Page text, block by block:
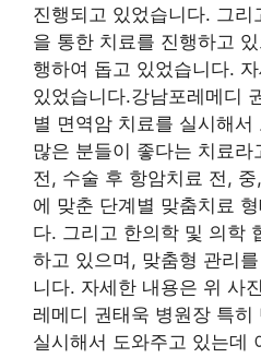
진행되고 있었습니다. 그리
을 통한 치료를 진행하고
행하여 돕고 있었습니다.
있었습니다.강남포레메디
별 면역암 치료를 실시해
많은 분들이 좋다는 치료
전, 수술 후 항암치료 전,
에 맞춘 단계별 맞춤치료
다. 그리고 한의학 및 의학
하고 있으며, 맞춤형 관리
니다. 자세한 내용은 위 사
레메디 권태욱 병원장 특
실시해서 도와주고 있는데